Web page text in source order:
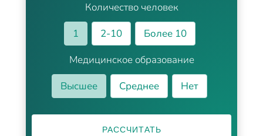
Количество человек
1
2-10
Более 10
Медицинское образование
Высшее
Среднее Нет
РАССЧИТАТЬ